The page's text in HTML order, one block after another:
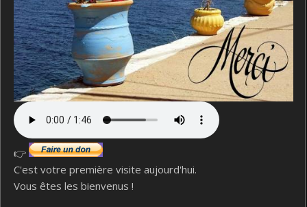
👉
C'est votre première visite aujourd'hui.
Vous êtes les bienvenus !